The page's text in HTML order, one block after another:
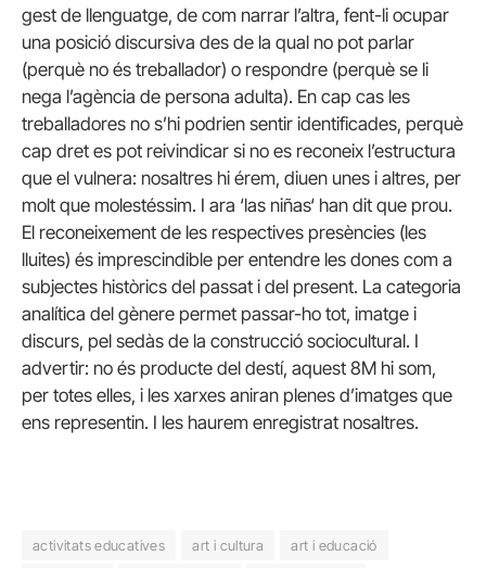
gest de llenguatge, de com narrar l’altra, fent-li ocupar
una posició discursiva des de la qual no pot parlar
(perquè no és treballador) o respondre (perquè se li
nega l’agència de persona adulta). En cap cas les
treballadores no s’hi podrien sentir identificades, perquè
cap dret es pot reivindicar si no es reconeix l’estructura
que el vulnera: nosaltres hi érem, diuen unes i altres, per
molt que molestéssim. I ara ‘las niñas‘ han dit que prou.
El reconeixement de les respectives presències (les
lluites) és imprescindible per entendre les dones com a
subjectes històrics del passat i del present. La categoria
analítica del gènere permet passar-ho tot, imatge i
discurs, pel sedàs de la construcció sociocultural. I
advertir: no és producte del destí, aquest 8M hi som,
per totes elles, i les xarxes aniran plenes d’imatges que
ens representin. I les haurem enregistrat nosaltres.
activitats educatives art i cultura
art i educació